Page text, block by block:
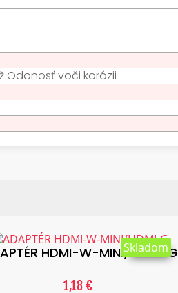
voči korózii
HDMI-W-MINI/HDMI-G
1,18 €
Skladom